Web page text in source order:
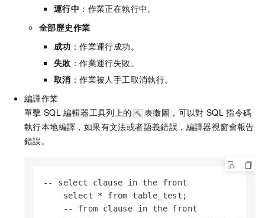
運行中 ：作業正在執行中。
全部歷史作業
成功 ：作業運行成功。
失敗 ：作業運行失敗。
取消 ：作業被人手工取消執行。
編譯作業
單擊 SQL 編輯器工具列上的 表徵圖，可以對 SQL 指令碼
執行本地編譯，如果有文法或者語義錯誤，編譯器視窗會報告
錯誤。
-- select clause in the front
    select * from table_test;
    -- from clause in the front